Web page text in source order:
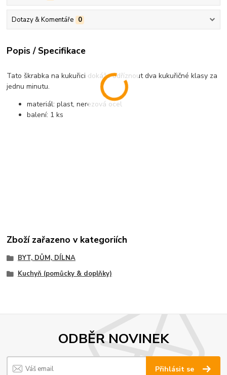
Dotazy & Komentáře 0
Popis / Specifikace
Tato škrabka na kukuřici dokáže odříznout dva kukuřičné klasy za
jednu minutu.
materiál: plast, nerezová ocel
balení: 1 ks
Zboží zařazeno v kategoriích
BYT, DŮM, DÍLNA
Kuchyň (pomůcky & doplňky)
ODBĚR NOVINEK
Přihlásit se